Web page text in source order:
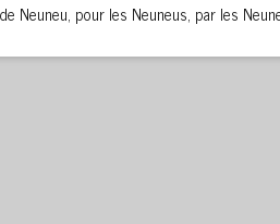
Neuneu, pour les Neuneus, par les